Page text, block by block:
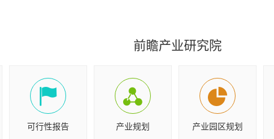
前瞻产业研究院
可行性报告 产业规划 产业园区规划